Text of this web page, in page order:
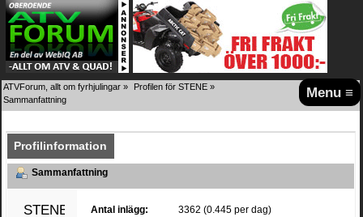
Menu ≡
ATVForum, allt om fyrhjulingar » Profilen för STENE »
Sammanfattning
Profilinformation
Sammanfattning
Antal inlägg:
3362 (0.445 per dag)